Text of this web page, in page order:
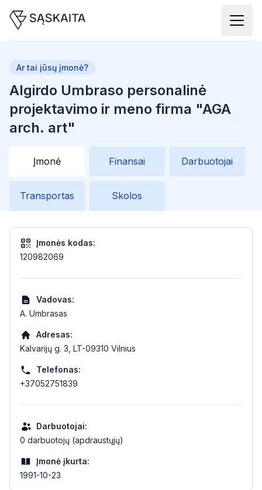
Algirdo Umbraso personalinė
projektavimo ir meno firma "AGA
arch. art"
Ar tai jūsų įmonė?
Įmonė Finansai Darbuotojai
Transportas Skolos
Įmonės kodas:
120982069
Vadovas:
A. Umbrasas
Adresas:
Kalvarijų g. 3, LT-09310 Vilnius
Telefonas:
+37052751839
Darbuotojai:
0 darbuotojų (apdraustųjų)
Įmonė įkurta:
1991-10-23